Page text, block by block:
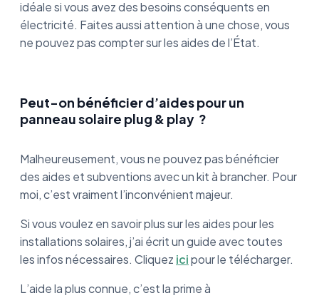
idéale si vous avez des besoins conséquents en
électricité. Faites aussi attention à une chose, vous
ne pouvez pas compter sur les aides de l’État.
Peut-on bénéficier d’aides pour un
panneau solaire plug & play ?
Malheureusement, vous ne pouvez pas bénéficier
des aides et subventions avec un kit à brancher. Pour
moi, c’est vraiment l’inconvénient majeur.
Si vous voulez en savoir plus sur les aides pour les
installations solaires, j’ai écrit un guide avec toutes
les infos nécessaires. Cliquez icipour le télécharger.
L’aide la plus connue, c’est la prime à